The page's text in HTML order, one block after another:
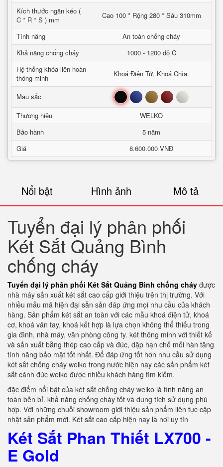
Kích thước ngăn kéo (
C * R * S ) mm
Cao 100 * Rộng 280 * Sâu 310mm
Tính năng
An toàn chống cháy
Khả năng chống cháy
1000 - 1200 độ C
Hệ thống khóa liên hoàn
thông minh
Khoá Điện Tử, Khoá Chìa.
Mầu sắc Đen Xanh Nâu Đỏ Trắng
Thương hiệu
WELKO
Bảo hành
5 năm
Giá
8.600.000 VNĐ
Nổi bật Hình ảnh Mô tả
Tuyển đại lý phân phối
Két Sắt Quảng Bình
chống cháy
Tuyển đại lý phân phối Két Sắt Quảng Bình chống cháy được
nhà máy sản xuất két sắt cao cấp giới thiệu trên thị trường. Với
nhiều mẫu mã hiện đại sẵn sản đáp ứng mọi nhu cầu của khách
hàng. Sản phẩm két sắt an toàn với các mẫu khoá điện tử, khoá
cơ, khoá vân tay, khoá kết hợp là lựa chọn không thể thiếu trong
gia đình, nhà máy, văn phòng công ty. két thông minh với thiết kế
và sản xuất bằng thép cao cấp và đúc, dập hạn chế mối hàn tăng
tính năng bảo mật tốt nhất. Để đáp ứng tốt hơn nhu cầu sử dụng
két sắt chống cháy welko trong nước hiện nay các sản phẩm két
sắt cánh đúc welko được nhiều khách hàng tìm kiếm.
đặc điểm nổi bật của két sắt chống cháy welko là tính năng an
toàn bền bỉ. khả năng chống cháy tốt và dung tích sử dụng phù
hợp. Với những chuỗi showroom giới thiệu sản phẩm liên tục cập
nhật sản phẩm mới. Két sắt cao cấp hiện nay là nơi uy tín
Két Sắt Phan Thiết LX700 -
E Gold